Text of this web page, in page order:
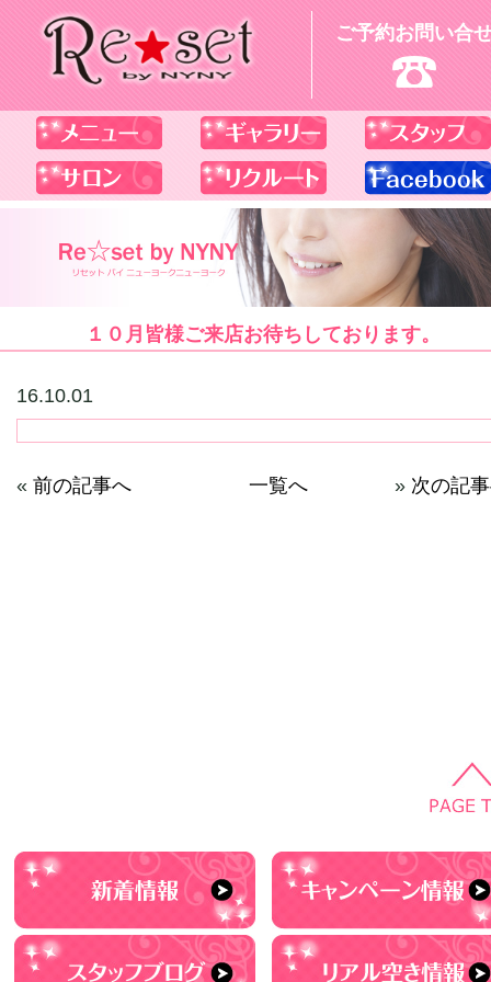
ご予約お問い合
１０月皆様ご来店お待ちしております。
16.10.01
« 前の記事へ 一覧へ » 次の記